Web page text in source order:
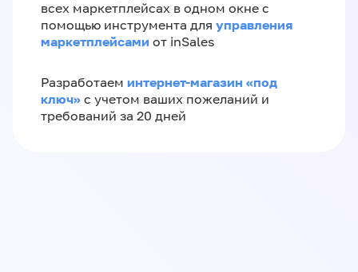
всех маркетплейсах в одном окне с
помощью инструмента для управления
маркетплейсами от inSales
Разработаем интернет-магазин «‎под
ключ»‎ с учетом ваших пожеланий и
требований за 20 дней